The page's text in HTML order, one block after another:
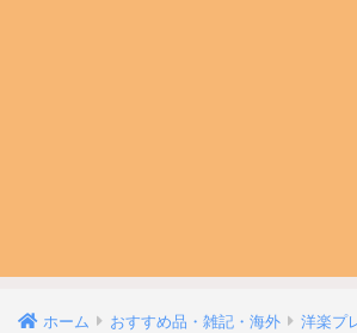
ホーム おすすめ品・雑記・海外 洋楽プ